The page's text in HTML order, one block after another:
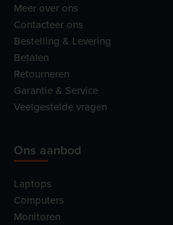
Meer over ons
Contacteer ons
Bestelling & Levering
Betalen
Retourneren
Garantie & Service
Veelgestelde vragen
Ons aanbod
Laptops
Computers
Monitoren